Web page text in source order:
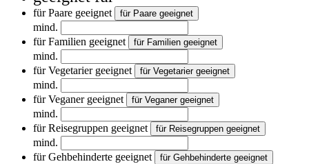
für Paare geeignet für Paare geeignet
mind.
für Familien geeignet
für Familien geeignet
mind.
für Vegetarier geeignet
für Vegetarier geeignet
mind.
für Veganer geeignet
für Veganer geeignet
mind.
für Reisegruppen geeignet
für Reisegruppen geeignet
mind.
für Gehbehinderte geeignet
für Gehbehinderte geeignet